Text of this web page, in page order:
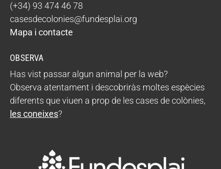
(+34) 93 474 46 78
casesdecolonies@fundesplai.org
Mapa i contacte
OBSERVA
Has vist passar algun animal per la web?
Observa atentament i descobriràs moltes espècies
diferents que viuen a prop de les cases de colònies,
les coneixes?